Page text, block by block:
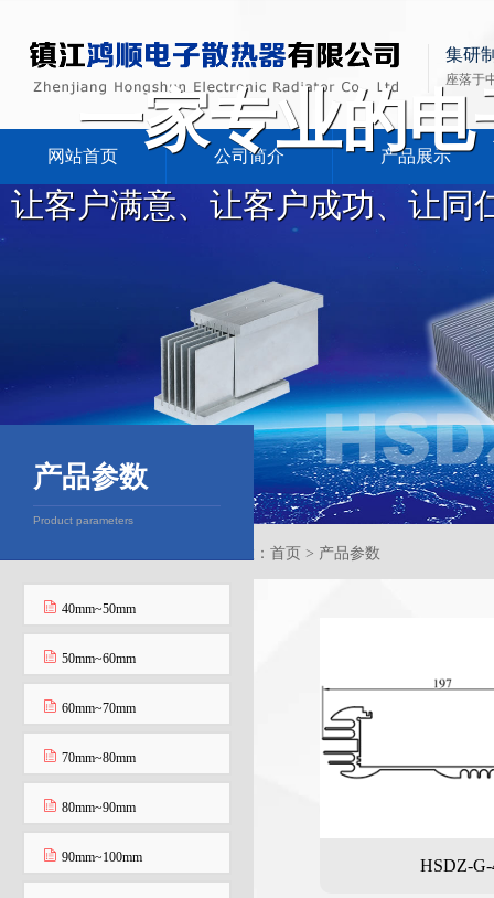
集研
座落于
网站首页 公司简介 产品展示
一家专业的
让客户满意、让客户成功、让同
当前位置：首页 > 产品参数
产品参数
Product parameters
40mm~50mm
50mm~60mm
60mm~70mm
70mm~80mm
80mm~90mm
90mm~100mm HSDZ-G-